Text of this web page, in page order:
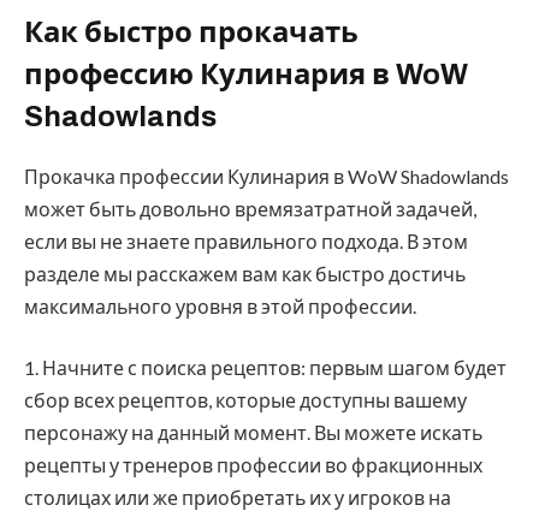
Как быстро прокачать
профессию Кулинария в WoW
Shadowlands
Прокачка профессии Кулинария в WoW Shadowlands
может быть довольно времязатратной задачей,
если вы не знаете правильного подхода. В этом
разделе мы расскажем вам как быстро достичь
максимального уровня в этой профессии.
1. Начните с поиска рецептов: первым шагом будет
сбор всех рецептов, которые доступны вашему
персонажу на данный момент. Вы можете искать
рецепты у тренеров профессии во фракционных
столицах или же приобретать их у игроков на